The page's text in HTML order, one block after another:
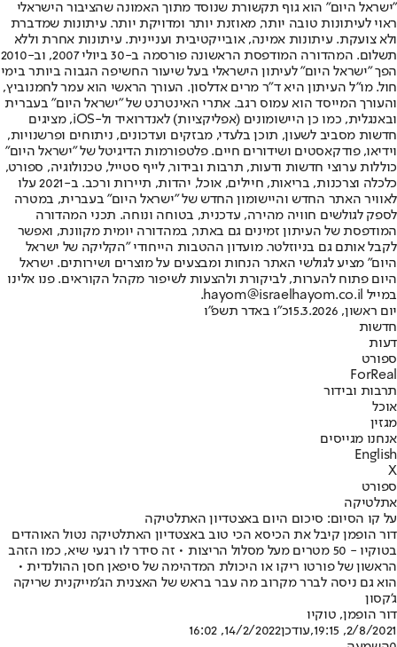
"ישראל היום" הוא גוף תקשורת שנוסד מתוך האמונה שהציבור הישראלי
ראוי לעיתונות טובה יותר, מאוזנת יותר ומדויקת יותר. עיתונות שמדברת
ולא צועקת. עיתונות אמינה, אובייקטיבית ועניינית. עיתונות אחרת וללא
תשלום. המהדורה המודפסת הראשונה פורסמה ב-30 ביולי 2007, וב-2010
הפך "ישראל היום" לעיתון הישראלי בעל שיעור החשיפה הגבוה ביותר בימי
חול. מו"ל העיתון היא ד"ר מרים אדלסון. העורך הראשי הוא עמר לחמנוביץ,
והעורך המייסד הוא עמוס רגב. אתרי האינטרנט של "ישראל היום" בעברית
ובאנגלית, כמו כן היישומונים (אפליקציות) לאנדרואיד ול-iOS, מציגים
חדשות מסביב לשעון, תוכן בלעדי, מבזקים ועדכונים, ניתוחים ופרשנויות,
וידיאו, פודקאסטים ושידורים חיים. פלטפורמות הדיגיטל של "ישראל היום"
כוללות ערוצי חדשות ודעות, תרבות ובידור, לייף סטייל, טכנולוגיה, ספורט,
כלכלה וצרכנות, בריאות, חיילים, אוכל, יהדות, תיירות ורכב. ב-2021 עלו
לאוויר האתר החדש והיישומון החדש של "ישראל היום" בעברית, במטרה
לספק לגולשים חוויה מהירה, עדכנית, בטוחה ונוחה. תכני המהדורה
המודפסת של העיתון זמינים גם באתר, במהדורה יומית מקוונת, ואפשר
לקבל אותם גם בניוזלטר. מועדון ההטבות הייחודי "הקליקה של ישראל
היום" מציע לגולשי האתר הנחות ומבצעים על מוצרים ושירותים. ישראל
היום פתוח להערות, לביקורת ולהצעות לשיפור מקהל הקוראים. פנו אלינו
במייל hayom@israelhayom.co.il.
יום ראשון, 15.3.2026
כ"ו באדר תשפ"ו
חדשות
דעות
ספורט
ForReal
תרבות ובידור
אוכל
מגזין
אנחנו מגייסים
English
X
ספורט
אתלטיקה
על קו הסיום: סיכום היום באצטדיון האתלטיקה
דור הופמן קיבל את הכיסא הכי טוב באצטדיון האתלטיקה נטול האוהדים
בטוקיו - 50 מטרים מעל מסלול הריצות • זה סידר לו רגעי שיא, כמו הזהב
הראשון של פורטו ריקו או היכולת המדהימה של סיפאן חסן ההולנדית •
הוא גם ניסה לברר מקרוב מה עבר בראש של האצנית הג'מייקנית שריקה
ג'קסון
דור הופמן, טוקיו
2/8/2021, 19:15
,עודכן14/2/2022, 16:02